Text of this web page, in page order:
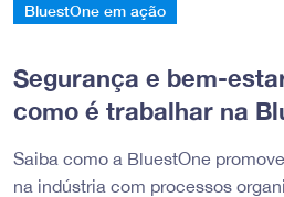
BluestOne em ação
Segurança e bem-
como é trabalhar na
Saiba como a BluestOne
na indústria com processos